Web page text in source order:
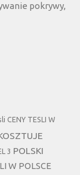
pokrywy,
CENY TESLI W
3 POLSKI
W POLSCE